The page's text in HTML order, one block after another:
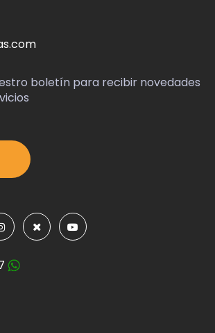
boletín para recibir novedades